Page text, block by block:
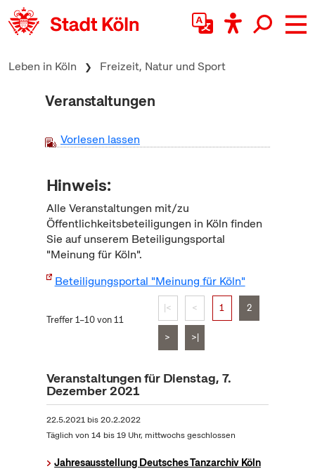
zum Inhalt springen
Leben in Köln Freizeit, Natur und Sport
Veranstaltungen
Vorlesen lassen
Hinweis:
Alle Veranstaltungen mit/zu
Öffentlichkeitsbeteiligungen in Köln finden
Sie auf unserem Beteiligungsportal
"Meinung für Köln".
Beteiligungsportal "Meinung für Köln"
Treffer 1–10 von 11
|< < 1 2
> >|
Veranstaltungen für Dienstag, 7.
Dezember 2021
22.5.2021bis20.2.2022
Täglich von 14 bis 19 Uhr, mittwochs geschlossen
Jahresausstellung Deutsches Tanzarchiv Köln